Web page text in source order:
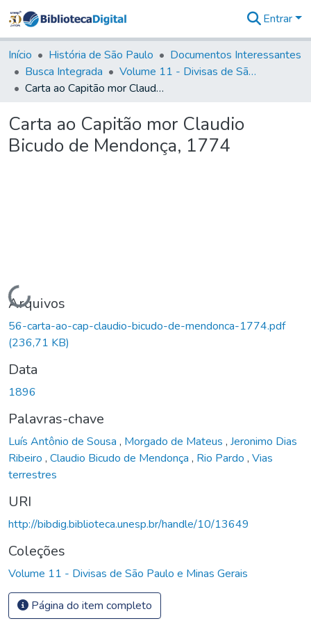
&
Coleções
Tudo na
Biblioteca
Estatísticas
Entrar
Início História de São Paulo
Documentos Interessantes
Busca Integrada
Volume 11 - Divisas de São Paulo e Minas Gerais
Carta ao Capitão mor Claudio Bicudo de Mendonça, 1774
Carta ao Capitão mor Claudio
Bicudo de Mendonça, 1774
Carregando...
Arquivos
56-carta-ao-cap-claudio-bicudo-de-mendonca-1774.pdf
(236,71 KB)
Data
1896
Palavras-chave
Luís Antônio de Sousa , Morgado de Mateus , Jeronimo Dias
Ribeiro , Claudio Bicudo de Mendonça , Rio Pardo , Vias
terrestres
URI
http://bibdig.biblioteca.unesp.br/handle/10/13649
Coleções
Volume 11 - Divisas de São Paulo e Minas Gerais
Página do item completo